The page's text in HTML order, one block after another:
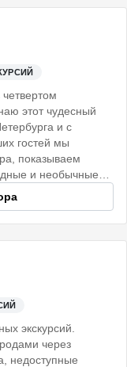
А потом свет
не менялись
Здесь всё по-
этот чудесный
и с
гостей мы
показываем
и необычные
экскурсий.
через
недоступные